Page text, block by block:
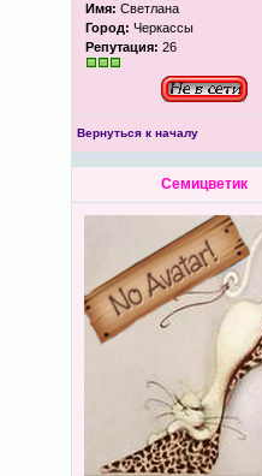
Имя: Светлана
Город: Черкассы
Репутация: 26
Вернуться к началу
Семицветик